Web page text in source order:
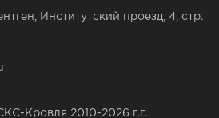
Институтский проезд, 4, стр.
Кровля 2010-2026 г.г.